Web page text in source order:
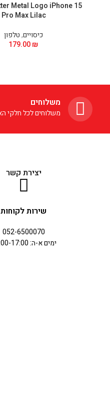
Metal Logo iPhone 15
Pro Max Lilac
כיסויים,טלפון
179.00₪
משלוחים
משלוחים לכל חלקי
יצירת קשר
שירות לקוחות
052-6500070
ימים א-ה: 09:00-17:00